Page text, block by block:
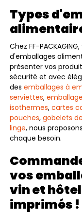
Types
Chez FF-
d'emballages
présenter vos
sécurité et avec
des emballages à
serviettes,
isothermes, cartes
pouches, gobelets
linge, nous
chaque besoin.
vos
vin et
imprimés !